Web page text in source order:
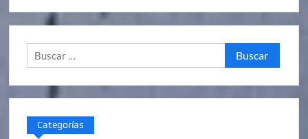
Buscar:
Categorías